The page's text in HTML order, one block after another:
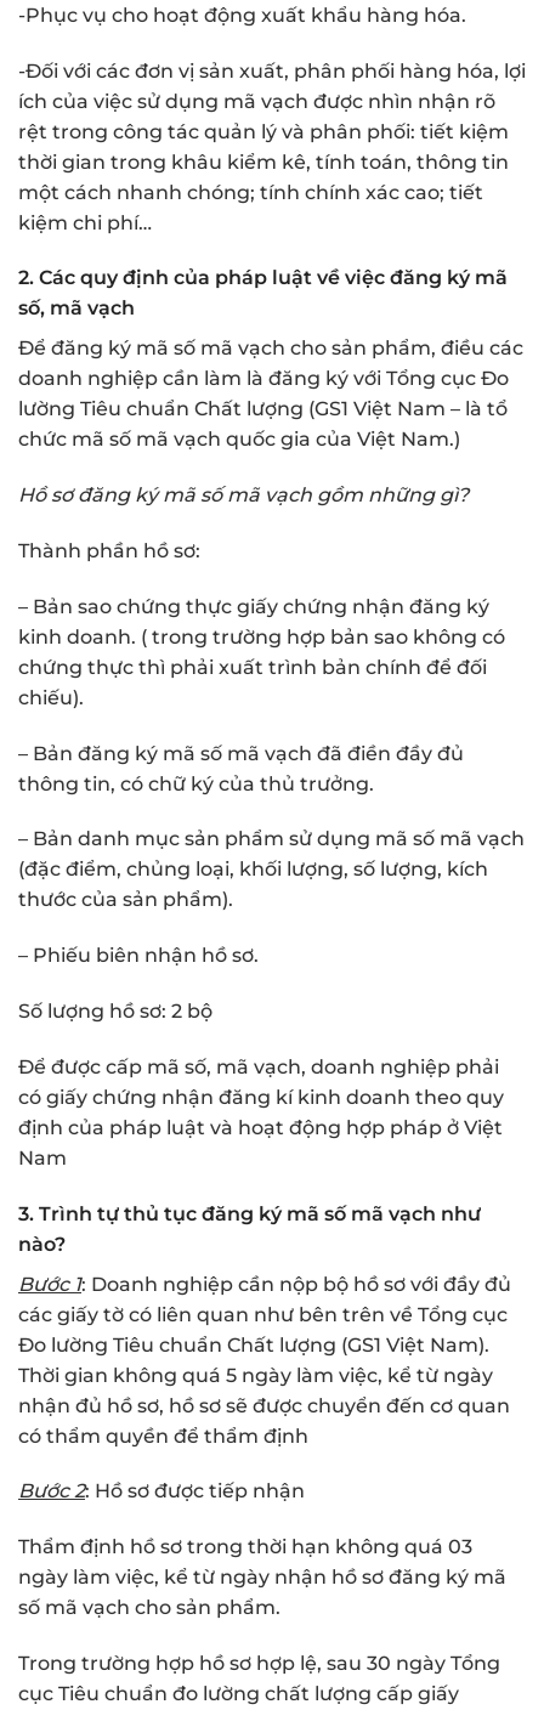
-Phục vụ cho hoạt động xuất khẩu hàng hóa.
-Đối với các đơn vị sản xuất, phân phối hàng hóa, lợi
ích của việc sử dụng mã vạch được nhìn nhận rõ
rệt trong công tác quản lý và phân phối: tiết kiệm
thời gian trong khâu kiểm kê, tính toán, thông tin
một cách nhanh chóng; tính chính xác cao; tiết
kiệm chi phí…
2. Các quy định của pháp luật về việc đăng ký mã
số, mã vạch
Để đăng ký mã số mã vạch cho sản phẩm, điều các
doanh nghiệp cần làm là đăng ký với Tổng cục Đo
lường Tiêu chuẩn Chất lượng (GS1 Việt Nam – là tổ
chức mã số mã vạch quốc gia của Việt Nam.)
Hồ sơ đăng ký mã số mã vạch gồm những gì?
Thành phần hồ sơ:
– Bản sao chứng thực giấy chứng nhận đăng ký
kinh doanh. ( trong trường hợp bản sao không có
chứng thực thì phải xuất trình bản chính để đối
chiếu).
– Bản đăng ký mã số mã vạch đã điền đầy đủ
thông tin, có chữ ký của thủ trưởng.
– Bản danh mục sản phẩm sử dụng mã số mã vạch
(đặc điểm, chủng loại, khối lượng, số lượng, kích
thước của sản phẩm).
– Phiếu biên nhận hồ sơ.
Số lượng hồ sơ: 2 bộ
Để được cấp mã số, mã vạch, doanh nghiệp phải
có giấy chứng nhận đăng kí kinh doanh theo quy
định của pháp luật và hoạt động hợp pháp ở Việt
Nam
3. Trình tự thủ tục đăng ký mã số mã vạch như
nào?
Bước 1: Doanh nghiệp cần nộp bộ hồ sơ với đầy đủ
các giấy tờ có liên quan như bên trên về Tổng cục
Đo lường Tiêu chuẩn Chất lượng (GS1 Việt Nam).
Thời gian không quá 5 ngày làm việc, kể từ ngày
nhận đủ hồ sơ, hồ sơ sẽ được chuyển đến cơ quan
có thẩm quyền để thẩm định
Bước 2: Hồ sơ được tiếp nhận
Thẩm định hồ sơ trong thời hạn không quá 03
ngày làm việc, kể từ ngày nhận hồ sơ đăng ký mã
số mã vạch cho sản phẩm.
Trong trường hợp hồ sơ hợp lệ, sau 30 ngày Tổng
cục Tiêu chuẩn đo lường chất lượng cấp giấy